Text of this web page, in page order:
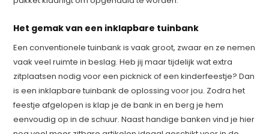
Het gemak van een inklapbare tuinbank
Een conventionele tuinbank is vaak groot, zwaar en ze nemen
vaak veel ruimte in beslag. Heb jij maar tijdelijk wat extra
zitplaatsen nodig voor een picknick of een kinderfeestje? Dan
is een inklapbare tuinbank de oplossing voor jou. Zodra het
feestje afgelopen is klap je de bank in en berg je hem
eenvoudig op in de schuur. Naast handige banken vind je hier